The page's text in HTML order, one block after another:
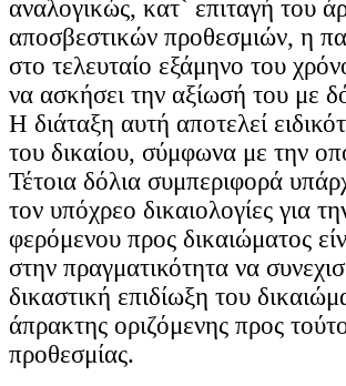
αναλογικώς, κατ` επιταγή του
αποσβεστικών προθεσμιών, η
στο τελευταίο εξάμηνο του
να ασκήσει την αξίωσή του με
Η διάταξη αυτή αποτελεί
του δικαίου, σύμφωνα με την
Τέτοια δόλια συμπεριφορά
τον υπόχρεο δικαιολογίες για
φερόμενου προς δικαιώματος
στην πραγματικότητα να
δικαστική επιδίωξη του
άπρακτης οριζόμενης προς
προθεσμίας.